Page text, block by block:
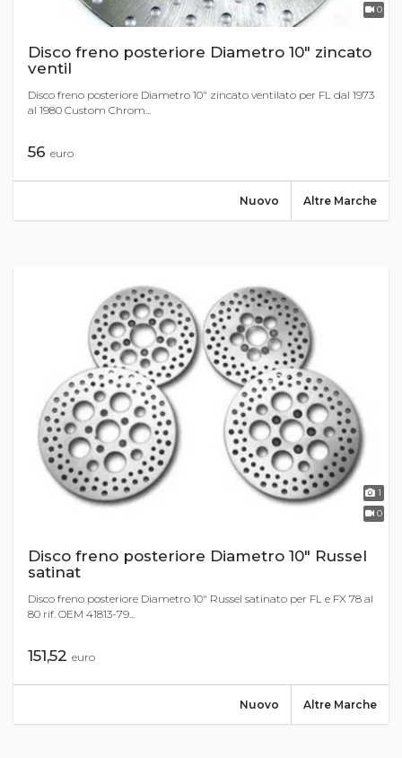
0
Disco freno posteriore Diametro 10" zincato
ventil
Disco freno posteriore Diametro 10" zincato ventilato per FL dal 1973
al 1980 Custom Chrom...
56 euro
Altre Marche
Nuovo
1
0
Disco freno posteriore Diametro 10" Russel
satinat
Disco freno posteriore Diametro 10" Russel satinato per FL e FX 78 al
80 rif. OEM 41813-79...
151,52 euro
Altre Marche
Nuovo